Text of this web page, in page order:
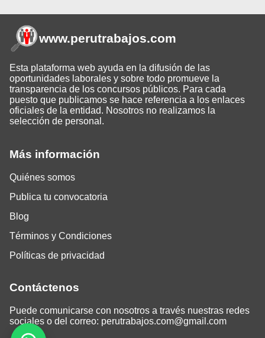
Más información
Quiénes somos
Publica tu convocatoria
Blog
Términos y Condiciones
Políticas de privacidad
Contáctenos
Puede comunicarse con nosotros a través nuestras redes
sociales o del correo: perutrabajos.com@gmail.com
www.perutrabajos.com
Esta plataforma web ayuda en la difusión de las
oportunidades laborales y sobre todo promueve la
transparencia de los concursos públicos. Para cada
puesto que publicamos se hace referencia a los enlaces
oficiales de la entidad. Nosotros no realizamos la
selección de personal.